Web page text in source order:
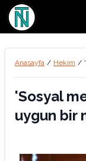
Anasayfa / Hekim /
'Sosyal
uygun bir